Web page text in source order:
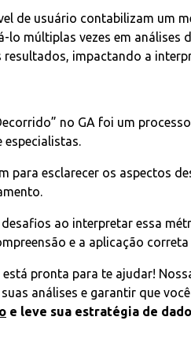
de usuário contabilizam um
múltiplas vezes em análises
impactando a
no GA foi um
para esclarecer os aspectos
ao interpretar essa
e a aplicação
pronta para te ajudar!
análises e garantir que
e leve sua estratégia de